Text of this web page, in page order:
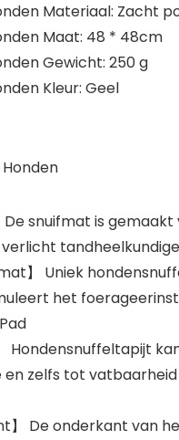
Materiaal: Zacht
Maat: 48 * 48cm
Gewicht: 250 g
Kleur: Geel
De snuifmat is
】 Uniek
het
Hondensnuffeltapijt
en zelfs tot
】 De onderkant van